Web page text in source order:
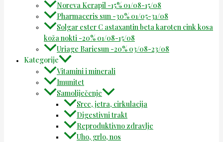
Noreva Kerapil -15% 01/08-15/08
Pharmaceris sun -30% 01/05-31/08
Solgar ester C astaxantin beta karoten cink kosa
koža nokti -20% 01/08-15/08
Uriage Bariesun -20% 03/08-23/08
Kategorije
Vitamini i minerali
Imunitet
Samoliječenje
Srce, jetra, cirkulacija
Digestivni trakt
Reproduktivno zdravlje
Uho, grlo, nos